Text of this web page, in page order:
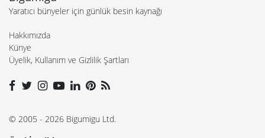
Yaratıcı bünyeler için günlük besin kaynağı
Hakkımızda
Künye
Üyelik, Kullanım ve Gizlilik Şartları
© 2005 - 2026 Bigumigu Ltd.